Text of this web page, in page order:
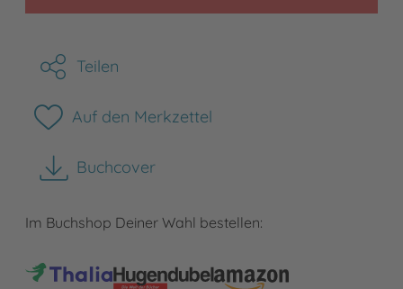
Teilen
Auf den Merkzettel
Buchcover
herunterladen
Im Buchshop Deiner Wahl bestellen: